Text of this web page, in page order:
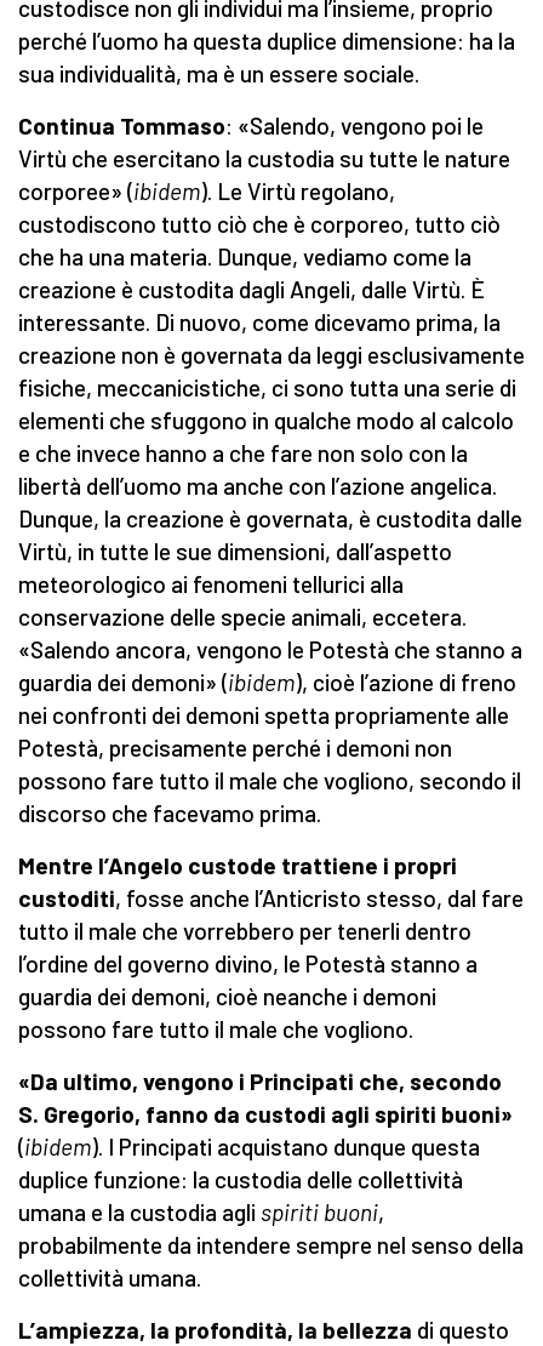
custodisce non gli individui ma l’insieme, proprio
perché l’uomo ha questa duplice dimensione: ha la
sua individualità, ma è un essere sociale.
Continua Tommaso: «Salendo, vengono poi le
Virtù che esercitano la custodia su tutte le nature
corporee» (ibidem). Le Virtù regolano,
custodiscono tutto ciò che è corporeo, tutto ciò
che ha una materia. Dunque, vediamo come la
creazione è custodita dagli Angeli, dalle Virtù. È
interessante. Di nuovo, come dicevamo prima, la
creazione non è governata da leggi esclusivamente
fisiche, meccanicistiche, ci sono tutta una serie di
elementi che sfuggono in qualche modo al calcolo
e che invece hanno a che fare non solo con la
libertà dell’uomo ma anche con l’azione angelica.
Dunque, la creazione è governata, è custodita dalle
Virtù, in tutte le sue dimensioni, dall’aspetto
meteorologico ai fenomeni tellurici alla
conservazione delle specie animali, eccetera.
«Salendo ancora, vengono le Potestà che stanno a
guardia dei demoni» (ibidem), cioè l’azione di freno
nei confronti dei demoni spetta propriamente alle
Potestà, precisamente perché i demoni non
possono fare tutto il male che vogliono, secondo il
discorso che facevamo prima.
Mentre l’Angelo custode trattiene i propri
custoditi, fosse anche l’Anticristo stesso, dal fare
tutto il male che vorrebbero per tenerli dentro
l’ordine del governo divino, le Potestà stanno a
guardia dei demoni, cioè neanche i demoni
possono fare tutto il male che vogliono.
«Da ultimo, vengono i Principati che, secondo
S. Gregorio, fanno da custodi agli spiriti buoni»
(ibidem). I Principati acquistano dunque questa
duplice funzione: la custodia delle collettività
umana e la custodia agli spiriti buoni,
probabilmente da intendere sempre nel senso della
collettività umana.
L’ampiezza, la profondità, la bellezza di questo